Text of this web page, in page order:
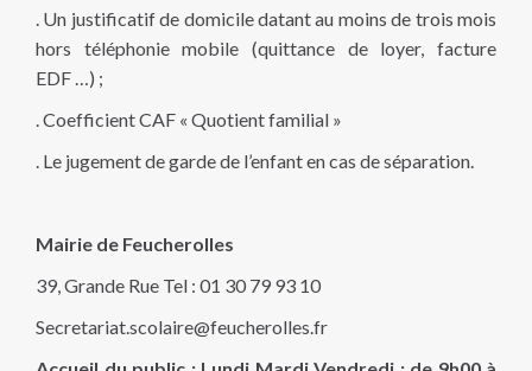
. Un justificatif de domicile datant au moins de trois mois
hors téléphonie mobile (quittance de loyer, facture
EDF …) ;
. Coefficient CAF « Quotient familial »
. Le jugement de garde de l’enfant en cas de séparation.
Mairie de Feucherolles
39, Grande Rue Tel : 01 30 79 93 10
Secretariat.scolaire@feucherolles.fr